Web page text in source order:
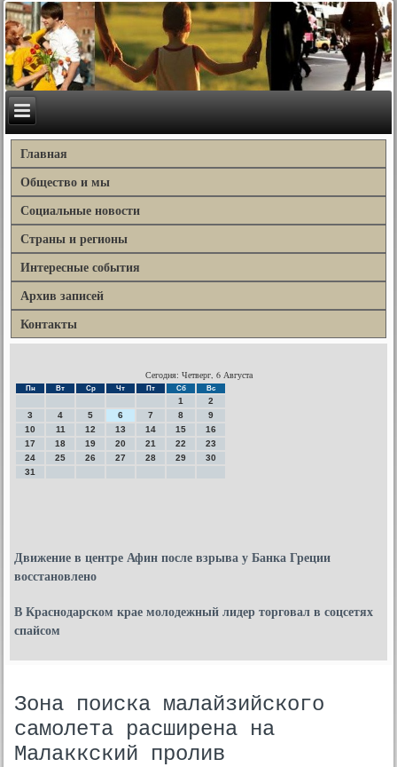
Главная
Общество и мы
Социальные новости
Страны и регионы
Интересные события
Архив записей
Контакты
Сегодня: Четверг, 6 Августа
Пн Вт Ср Чт Пт Сб Вс
1
2
3
4 5 6 7 8
9
10
11 12 13 14 15
16
17
18 19 20 21 22
23
24
25 26 27 28 29
30
31
Движение в центре Афин после взрыва у Банка Греции
восстановлено
В Краснодарском крае молодежный лидер торговал в соцсетях
спайсом
Зона поиска малайзийского
самолета расширена на
Малаккский пролив